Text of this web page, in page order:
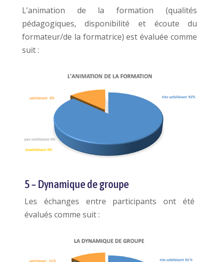
L’animation de la formation (qualités
pédagogiques, disponibilité et écoute du
formateur/de la formatrice) est évaluée comme
suit :
5 – Dynamique de groupe
Les échanges entre participants ont été
évalués comme suit :